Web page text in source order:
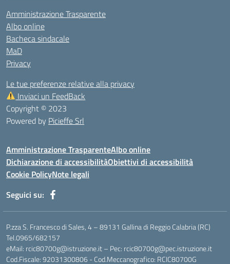
Amministrazione Trasparente
Albo online
Bacheca sindacale
MaD
Privacy
Le tue preferenze relative alla privacy
Inviaci un FeedBack
Copyright © 2023
Powered by Picieffe Srl
Amministrazione TrasparenteAlbo online
Dichiarazione di accessibilitàObiettivi di accessibilità
Cookie PolicyNote legali
Seguici su:
P.zza S. Francesco di Sales, 4 – 89131 Gallina di Reggio Calabria (RC)
Tel.0965/682157
eMail: rcic80700g@istruzione.it – Pec: rcic80700g@pec.istruzione.it
Cod.Fiscale: 92031300806 - Cod.Meccanografico: RCIC80700G